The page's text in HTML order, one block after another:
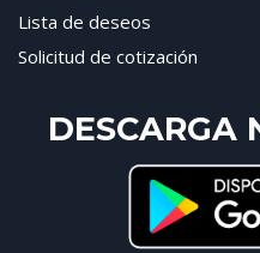
Lista de deseos
Solicitud de cotización
DESCARGA